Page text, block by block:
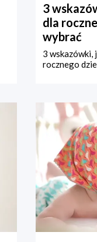
3
dla
wybrać
3 wskazówki,
rocznego